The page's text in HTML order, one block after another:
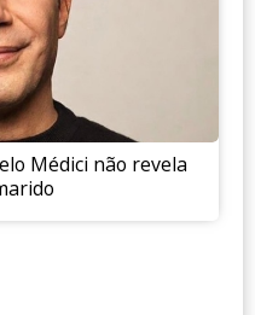
Médici não revela